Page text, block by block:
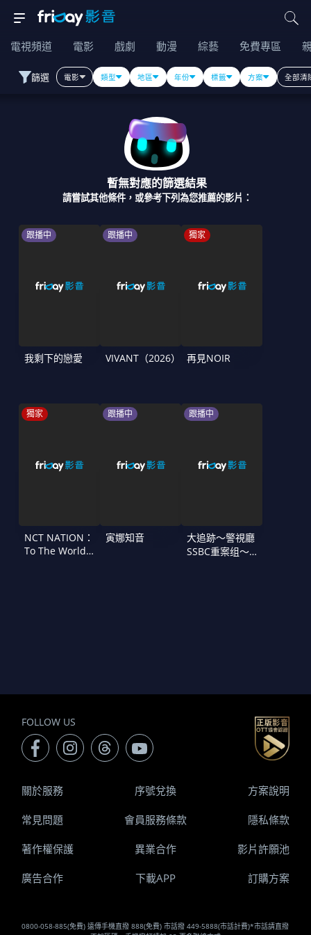
電視頻道 電影 戲劇 動漫 綜藝 免費專區
篩選 電影 類型 地區 年份 標籤 方案 全部清
暫無對應的篩選結果
請嘗試其他條件，或參考下列為您推薦的影片：
跟播中
我剩下的戀愛
跟播中
VIVANT（2026）
獨家
再見NOIR
獨家
NCT NATION：
To The World
跟播中
寅娜知音
跟播中
大追跡〜警視廳
SSBC重案组〜
FOLLOW US
0800-058-885(免費) 遠傳手機直撥 888(免費) 市話撥 449-5888(市話計費)*市話請直撥
關於服務 序號兌換 方案說明
常見問題 會員服務條款 隱私條款
著作權保護 異業合作 影片許願池
廣告合作 下載APP 訂購方案